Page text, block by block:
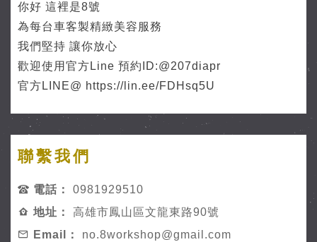
你好 這裡是8號
為每台車客製精緻美容服務
我們堅持 讓你放心
歡迎使用官方Line 預約ID:@207diapr
官方LINE@ https://lin.ee/FDHsq5U
聯繫我們
電話：
0981929510
地址：
高雄市鳳山區文龍東路90號
Email：
no.8workshop@gmail.com